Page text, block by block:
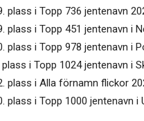
plass i Topp 736 jentenavn
plass i Topp 451 jentenavn i
plass i Topp 978 jentenavn i
i Topp 1024 jentenavn i
plass i Alla förnamn flickor
plass i Topp 1000 jentenavn i